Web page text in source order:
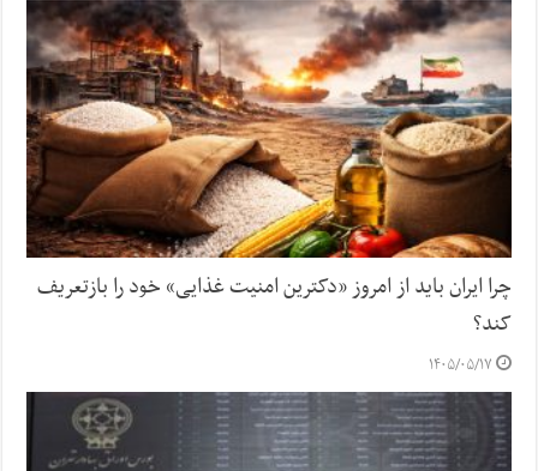
چرا ایران باید از امروز «دکترین امنیت غذایی» خود را بازتعریف
کند؟
۱۴۰۵/۰۵/۱۷